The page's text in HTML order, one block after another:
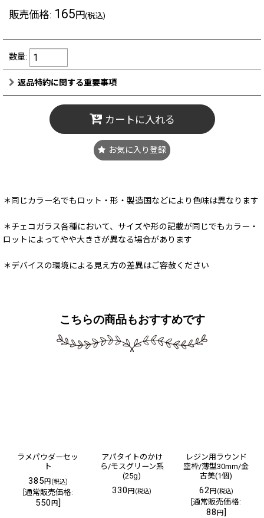
販売価格: 165円(税込)
数量:
返品特約に関する重要事項
カートに入れる
お気に入り登録
＊同じカラー名でもロット・形・製造国などにより色味は異なります
＊チェコガラス各種において、サイズや形の記載が同じでもカラー・
ロットによってやや大きさが異なる場合があります
＊デバイスの環境による見え方の差異はご容赦ください
こちらの商品もおすすめです
ラメパウダーセッ
ト
385円(税込)
通常販売価格:
550円]
アパタイトのかけ
ら/モスグリーン系
(25g)
330円(税込)
レジン用ラウンド
空枠/薄型30mm/金
古美(1個)
62円(税込)
[通常販売価格:
88円]